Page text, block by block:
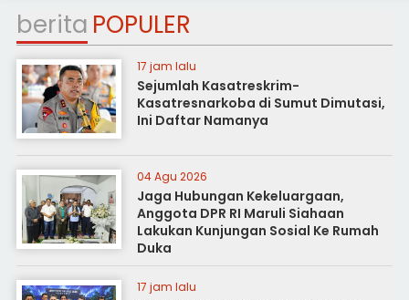
berita POPULER
17 jam lalu
Sejumlah Kasatreskrim-
Kasatresnarkoba di Sumut Dimutasi,
Ini Daftar Namanya
04 Agu 2026
Jaga Hubungan Kekeluargaan,
Anggota DPR RI Maruli Siahaan
Lakukan Kunjungan Sosial Ke Rumah
Duka
17 jam lalu